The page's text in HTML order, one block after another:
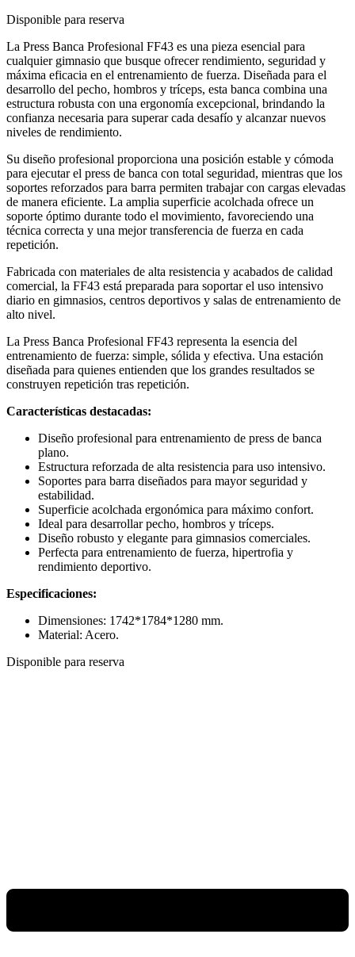
original
$949.990.
actual
$719.900.
Disponible para reserva
La Press Banca Profesional FF43 es una pieza esencial para
cualquier gimnasio que busque ofrecer rendimiento, seguridad y
máxima eficacia en el entrenamiento de fuerza. Diseñada para el
desarrollo del pecho, hombros y tríceps, esta banca combina una
estructura robusta con una ergonomía excepcional, brindando la
confianza necesaria para superar cada desafío y alcanzar nuevos
niveles de rendimiento.
Su diseño profesional proporciona una posición estable y cómoda
para ejecutar el press de banca con total seguridad, mientras que los
soportes reforzados para barra permiten trabajar con cargas elevadas
de manera eficiente. La amplia superficie acolchada ofrece un
soporte óptimo durante todo el movimiento, favoreciendo una
técnica correcta y una mejor transferencia de fuerza en cada
repetición.
Fabricada con materiales de alta resistencia y acabados de calidad
comercial, la FF43 está preparada para soportar el uso intensivo
diario en gimnasios, centros deportivos y salas de entrenamiento de
alto nivel.
La Press Banca Profesional FF43 representa la esencia del
entrenamiento de fuerza: simple, sólida y efectiva. Una estación
diseñada para quienes entienden que los grandes resultados se
construyen repetición tras repetición.
Características destacadas:
Diseño profesional para entrenamiento de press de banca
plano.
Estructura reforzada de alta resistencia para uso intensivo.
Soportes para barra diseñados para mayor seguridad y
estabilidad.
Superficie acolchada ergonómica para máximo confort.
Ideal para desarrollar pecho, hombros y tríceps.
Diseño robusto y elegante para gimnasios comerciales.
Perfecta para entrenamiento de fuerza, hipertrofia y
rendimiento deportivo.
Especificaciones:
Dimensiones: 1742*1784*1280 mm.
Material: Acero.
Disponible para reserva